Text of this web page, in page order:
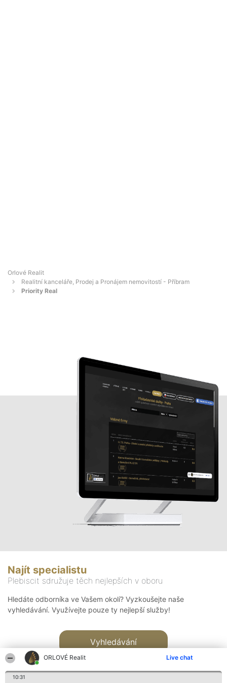
ORLOVÉ Realit Live chat
10:31
Orlové Realit
Realitní kanceláře, Prodej a Pronájem nemovitostí - Příbram
Priority Real
Najít specialistu
Plebiscit sdružuje těch nejlepších v oboru
Hledáte odborníka ve Vašem okolí? Vyzkoušejte naše
vyhledávání. Využívejte pouze ty nejlepší služby!
Vyhledávání